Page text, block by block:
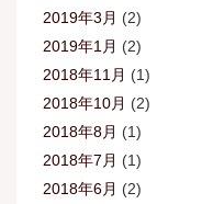
2019年3月 (2)
2019年1月 (2)
2018年11月 (1)
2018年10月 (2)
2018年8月 (1)
2018年7月 (1)
2018年6月 (2)